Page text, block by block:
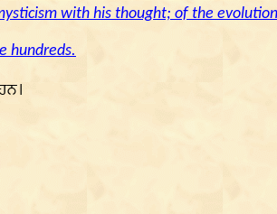
with his thought; of the
hundreds.